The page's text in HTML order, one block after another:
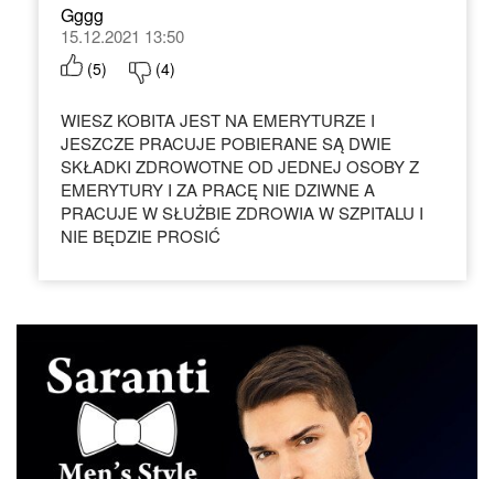
Gggg
15.12.2021 13:50
(5) (4)
WIESZ KOBITA JEST NA EMERYTURZE I
JESZCZE PRACUJE POBIERANE SĄ DWIE
SKŁADKI ZDROWOTNE OD JEDNEJ OSOBY Z
EMERYTURY I ZA PRACĘ NIE DZIWNE A
PRACUJE W SŁUŻBIE ZDROWIA W SZPITALU I
NIE BĘDZIE PROSIĆ